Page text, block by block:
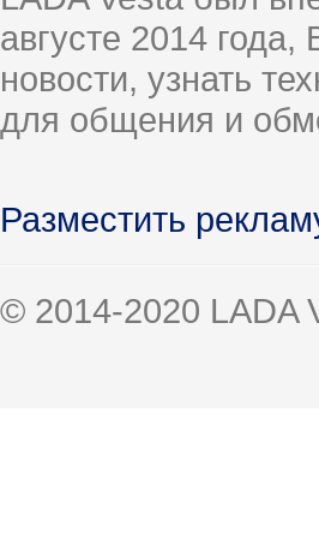
августе 2014
новости, узнать
для общения и
Разместить
© 2014-2020 LADA